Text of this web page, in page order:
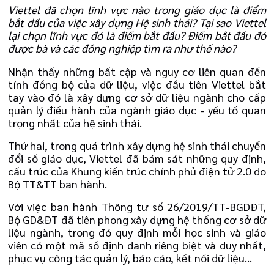
Viettel đã chọn lĩnh vực nào trong giáo dục là điểm
bắt đầu của việc xây dựng Hệ sinh thái? Tại sao Viettel
lại chọn lĩnh vực đó là điểm bắt đầu? Điểm bắt đầu đó
được bà và các đồng nghiệp tìm ra như thế nào?
Nhận thấy những bất cập và nguy cơ liên quan đến
tính đồng bộ của dữ liệu, việc đầu tiên Viettel bắt
tay vào đó là xây dựng cơ sở dữ liệu ngành cho cấp
quản lý điều hành của ngành giáo dục - yếu tố quan
trọng nhất của hệ sinh thái.
Thứ hai, trong quá trình xây dựng hệ sinh thái chuyển
đổi số giáo dục, Viettel đã bám sát những quy định,
cấu trúc của Khung kiến trúc chính phủ điện tử 2.0 do
Bộ TT&TT ban hành.
Với việc ban hành Thông tư số 26/2019/TT-BGDĐT,
Bộ GD&ĐT đã tiên phong xây dựng hệ thống cơ sở dữ
liệu ngành, trong đó quy định mỗi học sinh và giáo
viên có một mã số định danh riêng biệt và duy nhất,
phục vụ công tác quản lý, báo cáo, kết nối dữ liệu...